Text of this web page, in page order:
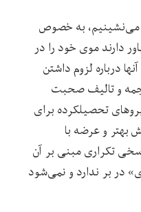
می‌نشینیم، به خصوص
دارند موی خود را در
درباره لزوم داشتن
و تالیف صحبت
تحصیلکرده برای
بهتر و عرضه با
تکراری مبنی بر آن
در بر ندارد و نمی‌شود